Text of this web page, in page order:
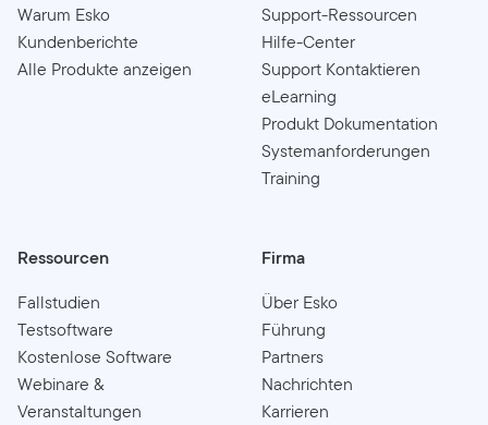
Warum Esko
Kundenberichte
Alle Produkte anzeigen
Support-Ressourcen
Hilfe-Center
Support Kontaktieren
eLearning
Produkt Dokumentation
Systemanforderungen
Training
Ressourcen
Fallstudien
Testsoftware
Kostenlose Software
Webinare &
Veranstaltungen
Firma
Über Esko
Führung
Partners
Nachrichten
Karrieren